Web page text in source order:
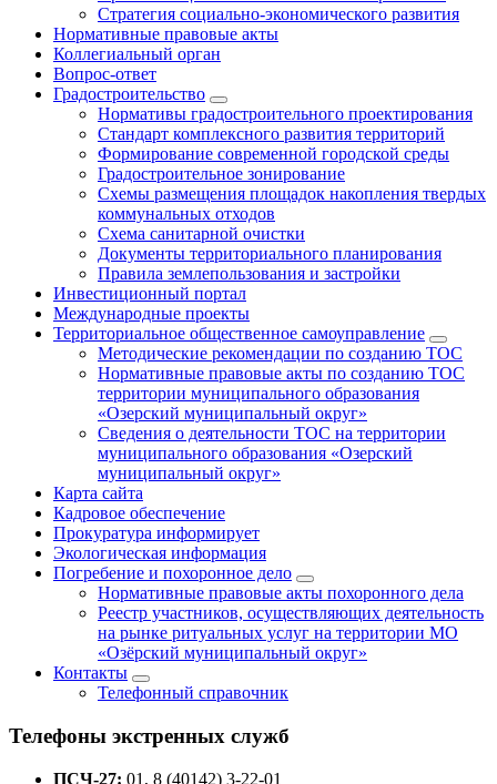
Стратегия социально-экономического развития
Нормативные правовые акты
Коллегиальный орган
Вопрос-ответ
Градостроительство
Нормативы градостроительного проектирования
Стандарт комплексного развития территорий
Формирование современной городской среды
Градостроительное зонирование
Схемы размещения площадок накопления твердых
коммунальных отходов
Схема санитарной очистки
Документы территориального планирования
Правила землепользования и застройки
Инвестиционный портал
Международные проекты
Территориальное общественное самоуправление
Методические рекомендации по созданию ТОС
Нормативные правовые акты по созданию ТОС
территории муниципального образования
«Озерский муниципальный округ»
Сведения о деятельности ТОС на территории
муниципального образования «Озерский
муниципальный округ»
Карта сайта
Кадровое обеспечение
Прокуратура информирует
Экологическая информация
Погребение и похоронное дело
Нормативные правовые акты похоронного дела
Реестр участников, осуществляющих деятельность
на рынке ритуальных услуг на территории МО
«Озёрский муниципальный округ»
Контакты
Телефонный справочник
Телефоны экстренных служб
ПСЧ-27: 01, 8 (40142) 3-22-01